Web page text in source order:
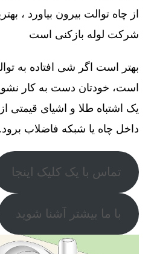
از چاه توالت بیرون بیاورد ،
شرکت لوله بازکنی است
بهتر است اگر شی افتاده به
است، خودتان دست به کار
یک اشتباه طلا و اشیای قیمتی
داخل چاه یا شبکه فاضلاب برود.
تماس با یک کلیک اینجا
با ما بیشتر آشنا شوید